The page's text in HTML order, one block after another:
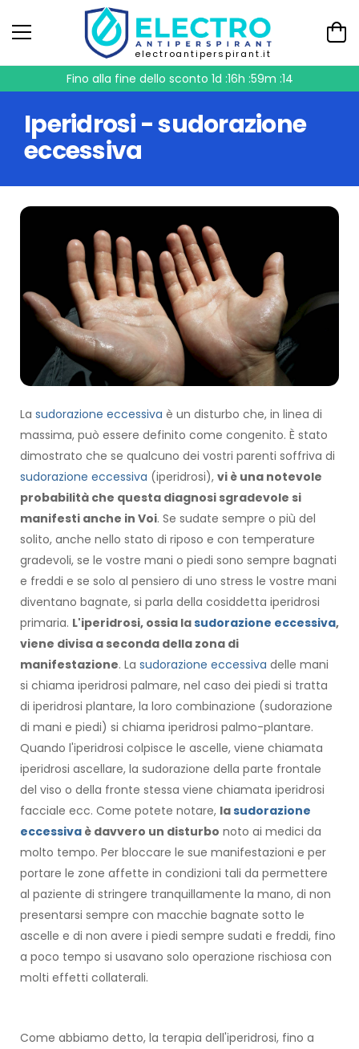
electroantiperspirant.it
Fino alla fine dello sconto1d :16h :59m :13
Iperidrosi - sudorazione
eccessiva
La sudorazione eccessiva è un disturbo che, in linea di
massima, può essere definito come congenito. È stato
dimostrato che se qualcuno dei vostri parenti soffriva di
sudorazione eccessiva (iperidrosi), vi è una notevole
probabilità che questa diagnosi sgradevole si
manifesti anche in Voi. Se sudate sempre o più del
solito, anche nello stato di riposo e con temperature
gradevoli, se le vostre mani o piedi sono sempre bagnati
e freddi e se solo al pensiero di uno stress le vostre mani
diventano bagnate, si parla della cosiddetta iperidrosi
primaria. L'iperidrosi, ossia lasudorazione eccessiva,
viene divisa a seconda della zona di
manifestazione. La sudorazione eccessiva delle mani
si chiama iperidrosi palmare, nel caso dei piedi si tratta
di iperidrosi plantare, la loro combinazione (sudorazione
di mani e piedi) si chiama iperidrosi palmo-plantare.
Quando l'iperidrosi colpisce le ascelle, viene chiamata
iperidrosi ascellare, la sudorazione della parte frontale
del viso o della fronte stessa viene chiamata iperidrosi
facciale ecc. Come potete notare, lasudorazione
eccessiva è davvero un disturbo noto ai medici da
molto tempo. Per bloccare le sue manifestazioni e per
portare le zone affette in condizioni tali da permettere
al paziente di stringere tranquillamente la mano, di non
presentarsi sempre con macchie bagnate sotto le
ascelle e di non avere i piedi sempre sudati e freddi, fino
a poco tempo si usavano solo operazione rischiosa con
molti effetti collaterali.
Come abbiamo detto, la terapia dell'iperidrosi, fino a